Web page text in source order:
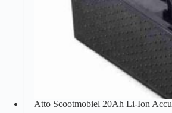
Atto Scootmobiel 20Ah Li-Ion Accu